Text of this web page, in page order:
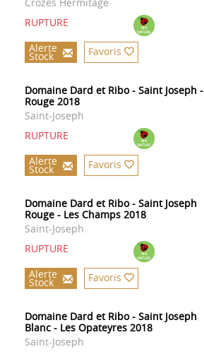
RUPTURE
Alerte
Stock Favoris
Domaine Dard et Ribo - Saint Joseph -
Rouge 2018
Saint-Joseph
RUPTURE
Alerte
Stock Favoris
Domaine Dard et Ribo - Saint Joseph
Rouge - Les Champs 2018
Saint-Joseph
RUPTURE
Alerte
Stock Favoris
Domaine Dard et Ribo - Saint Joseph
Blanc - Les Opateyres 2018
Saint-Joseph